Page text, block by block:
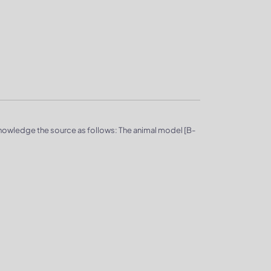
the source as follows: The animal model [B-